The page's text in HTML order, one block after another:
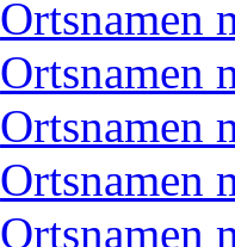
Ortsnamen
Ortsnamen
Ortsnamen
Ortsnamen
Ortsnamen